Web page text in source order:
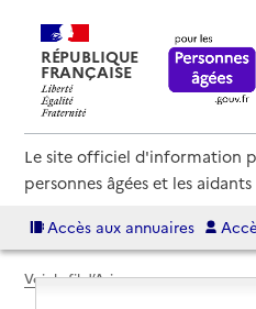
RÉPUBLIQUE
FRANÇAISE
Le site officiel d'information
personnes âgées et les aidants
Accès aux annuaires
Voir le fil d’Ariane